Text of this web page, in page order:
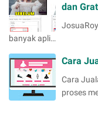
dan
banyak apli…
Cara
Cara
proses